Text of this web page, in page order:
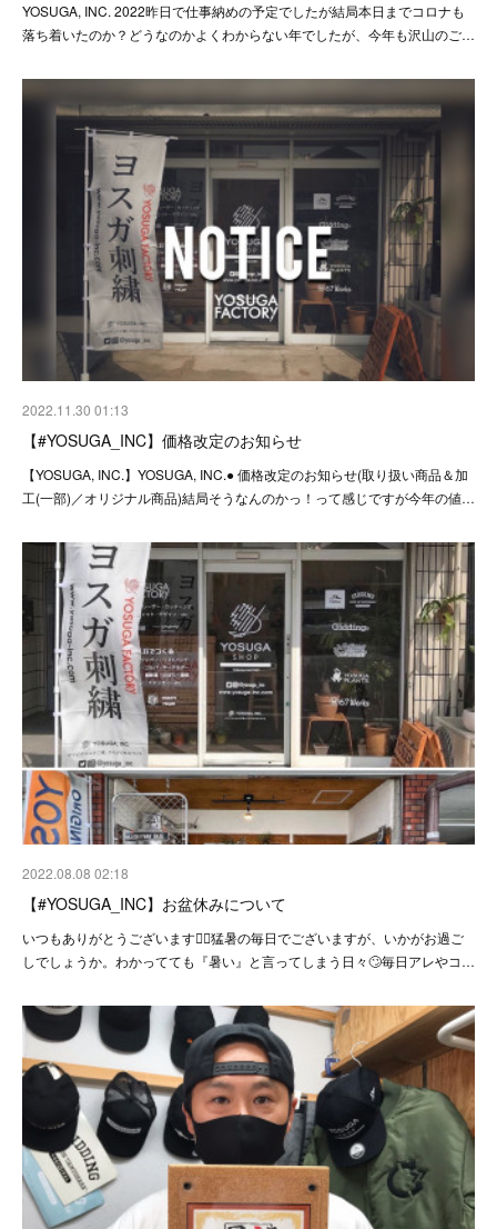
YOSUGA, INC. 2022昨日で仕事納めの予定でしたが結局本日までコロナも
落ち着いたのか？どうなのかよくわからない年でしたが、今年も沢山のご…
2022.11.30 01:13
【#YOSUGA_INC】価格改定のお知らせ
【YOSUGA, INC.】YOSUGA, INC.● 価格改定のお知らせ(取り扱い商品＆加
工(一部)／オリジナル商品)結局そうなんのかっ！って感じですが今年の値…
2022.08.08 02:18
【#YOSUGA_INC】お盆休みについて
いつもありがとうございます🙇‍♂️猛暑の毎日でございますが、いかがお過ご
しでしょうか。わかってても『暑い』と言ってしまう日々🙄毎日アレやコ…